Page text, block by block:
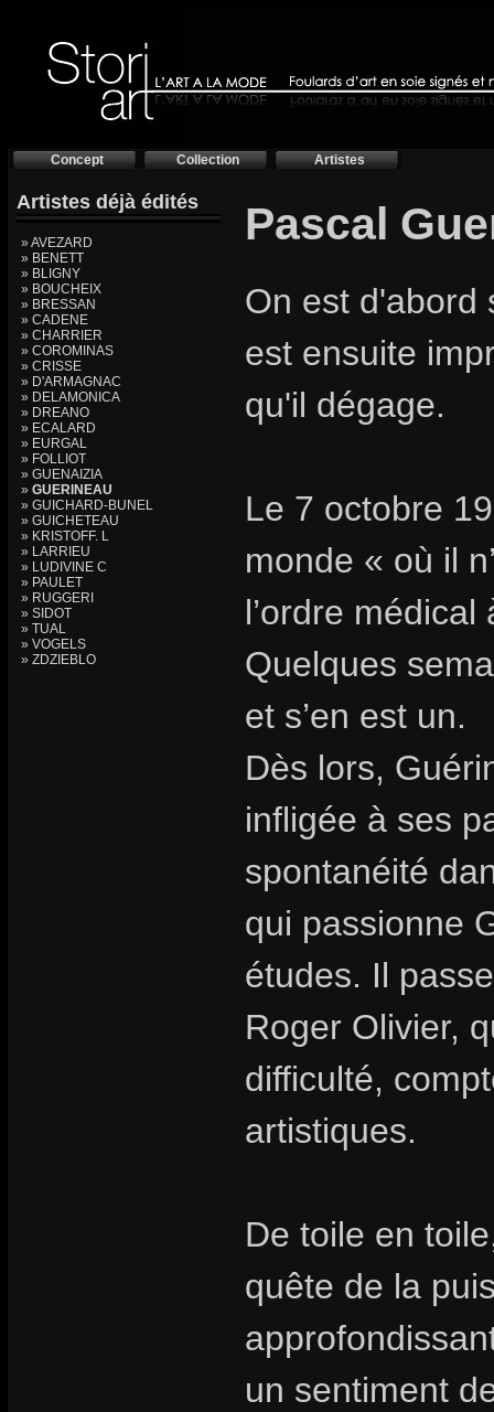
Concept Collection Artistes
Artistes déjà édités
» AVEZARD
» BENETT
» BLIGNY
» BOUCHEIX
» BRESSAN
» CADENE
» CHARRIER
» COROMINAS
» CRISSE
» D'ARMAGNAC
» DELAMONICA
» DREANO
» ECALARD
» EURGAL
» FOLLIOT
» GUENAIZIA
» GUERINEAU
» GUICHARD-BUNEL
» GUICHETEAU
» KRISTOFF. L
» LARRIEU
» LUDIVINE C
» PAULET
» RUGGERI
» SIDOT
» TUAL
» VOGELS
» ZDZIEBLO
Pascal
On est d'abord
est ensuite
qu'il dégage.
Le 7 octobre
monde « où il
l’ordre
Quelques
et s’en est un.
Dès lors,
infligée à ses
spontanéité
qui passionne
études. Il
Roger Olivier,
difficulté,
artistiques.
De toile en
quête de la
un sentiment